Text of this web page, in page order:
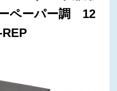
ペーパー調 12